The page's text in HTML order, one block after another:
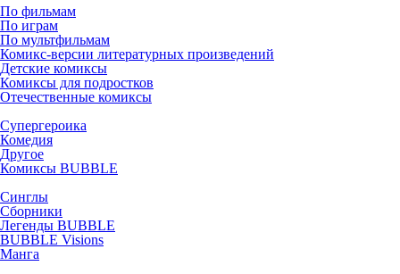
По фильмам
По играм
По мультфильмам
Комикс-версии литературных произведений
Детские комиксы
Комиксы для подростков
Отечественные комиксы
Супергероика
Комедия
Другое
Комиксы BUBBLE
Синглы
Сборники
Легенды BUBBLE
BUBBLE Visions
Манга